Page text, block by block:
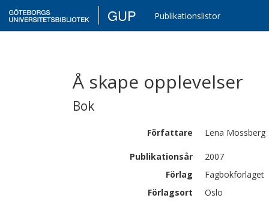
GUP Publikationslistor
Å skape opplevelser
Bok
Författare Lena Mossberg
Publikationsår
2007
Förlag
Fagbokforlaget
Förlagsort
Oslo